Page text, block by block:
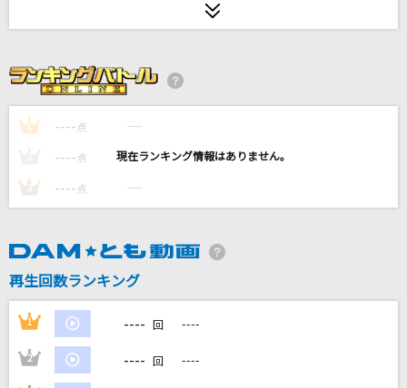
春の歌
風と町
Mrs. GREEN APPLE
コブクロ
ELLEGARDEN
グロテスク feat.安室奈美恵
平井堅
Lemon
1 ---- 点 ----
---- 点 ----
3 ---- 点 ----
再生回数ランキング
1 ---- 回 ----
2 ---- 回 ----